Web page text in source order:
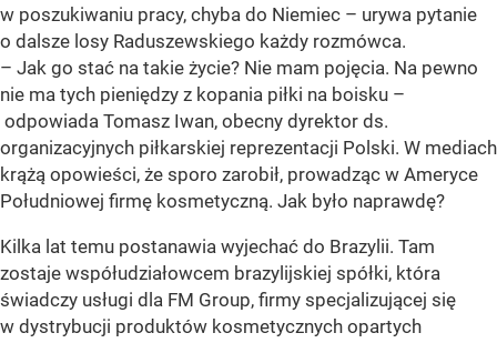
w poszukiwaniu pracy, chyba do Niemiec – urywa pytanie
o dalsze losy Raduszewskiego każdy rozmówca.
– Jak go stać na takie życie? Nie mam pojęcia. Na pewno
nie ma tych pieniędzy z kopania piłki na boisku –
odpowiada Tomasz Iwan, obecny dyrektor ds.
organizacyjnych piłkarskiej reprezentacji Polski. W mediach
krążą opowieści, że sporo zarobił, prowadząc w Ameryce
Południowej firmę kosmetyczną. Jak było naprawdę?
Kilka lat temu postanawia wyjechać do Brazylii. Tam
zostaje współudziałowcem brazylijskiej spółki, która
świadczy usługi dla FM Group, firmy specjalizującej się
w dystrybucji produktów kosmetycznych opartych